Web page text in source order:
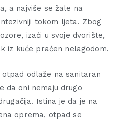
a najviše se žale na
tokom ljeta. Zbog
izaći u svoje dvorište,
iz kuće praćen nelagodom.
odlaže na sanitaran
da oni nemaju drugo
Istina je da je na
oprema, otpad se